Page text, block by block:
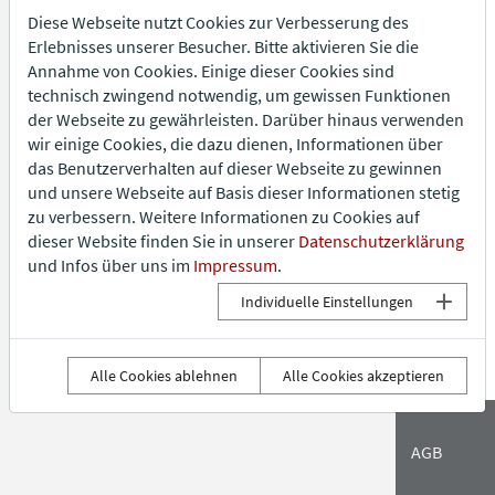
Rätsel-heft für Fa-mi-li-en
Hör-Geschichten
Raum 1: Willkommen!
AGB
Diese Webseite nutzt Cookies zur Verbesserung des
Erlebnisses unserer Besucher. Bitte aktivieren Sie die
Annahme von Cookies. Einige dieser Cookies sind
technisch zwingend notwendig, um gewissen Funktionen
der Webseite zu gewährleisten. Darüber hinaus verwenden
wir einige Cookies, die dazu dienen, Informationen über
das Benutzerverhalten auf dieser Webseite zu gewinnen
und unsere Webseite auf Basis dieser Informationen stetig
zu verbessern. Weitere Informationen zu Cookies auf
dieser Website finden Sie in unserer Datenschutzerklärung
und Infos über uns im Impressum.
Individuelle Einstellungen
Alle Cookies ablehnen Alle Cookies akzeptieren
Firma
Datenschutz
Impressum
Vielfalt &
FAQ